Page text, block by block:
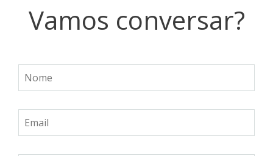
Vamos conversar?